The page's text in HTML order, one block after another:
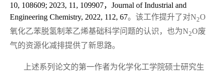
10, 108609; 2023, 11, 109907， Journal of Industrial and
Engineering Chemistry, 2022, 112, 67。该工作提升了对N2O
氧化乙苯脱氢制苯乙烯基础科学问题的认识，也为N2O废
气的资源化减排提供了新思路。
上述系列论文的第一作者为化学化工学院硕士研究生